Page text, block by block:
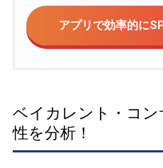
アプリで効率的に
ベイカレント・コ
性を分析！